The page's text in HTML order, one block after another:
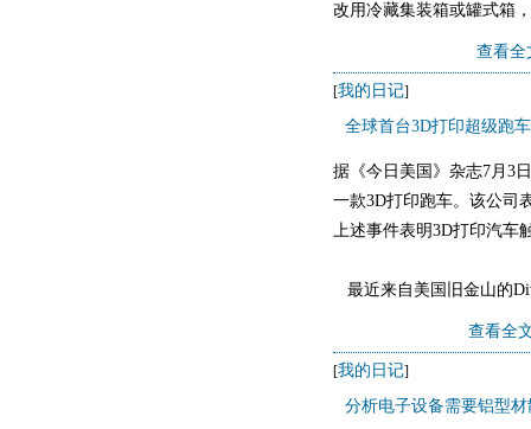
改用冷藏集装箱或罐式箱
外，冷藏集装箱、罐式箱
查看全
[我的日记]
全球首台3D打印超级跑
据《今日美国》杂志7月3
一款3D打印跑车。该公司
上述事件表明3D打印汽车
最近来自美国旧金山的
查看全
[我的日记]
分析电子设备需要铝型